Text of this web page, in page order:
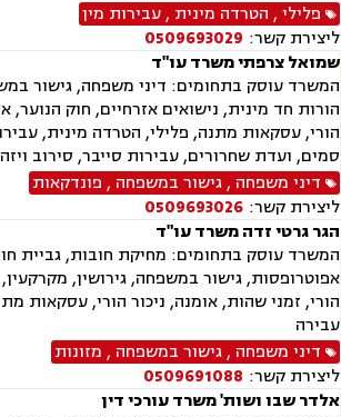
פלילי, הטרדה מינית ,עבירות מין
ליצירת קשר: 0509693029
שמואל צרפתי משרד עו"ד
המשרד עוסק בתחומים: דיני משפחה, גישור
הורות חד מינית, נישואים אזרחיים, חוק
הורי, עסקאות מתנה, פלילי, הטרדה מינית,
סמים, ועדת שחרורים, עבירות סייבר, סירוב
דיני משפחה ,גישור במשפחה , פונדקאות
ליצירת קשר: 0509693026
הגר גרטי זדה משרד עו"ד
המשרד עוסק בתחומים: מחיקת חובות, גביית
אפוטרופסות, גישור במשפחה, גירושין,
הורי, זמני שהות, אומנה, ניכור הורי, עסקאות
עבירה
דיני משפחה ,גישור במשפחה , מזונות
ליצירת קשר: 0509691088
אלדר שבו ושות' משרד עורכי דין